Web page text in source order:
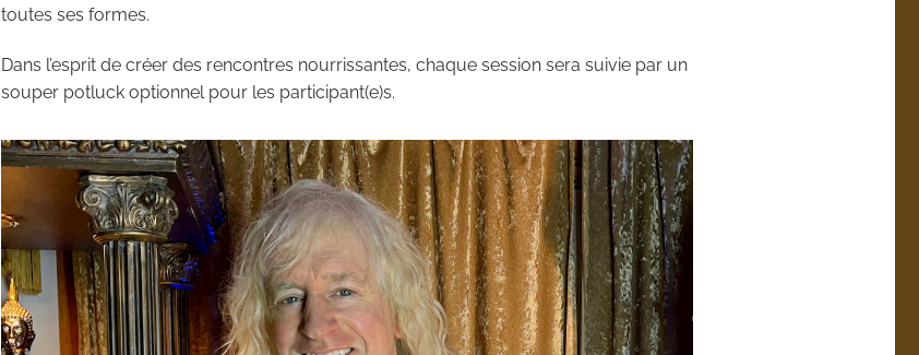
toutes ses formes.
Dans l’esprit de créer des rencontres nourrissantes, chaque session sera suivie par un
souper potluck optionnel pour les participant(e)s.